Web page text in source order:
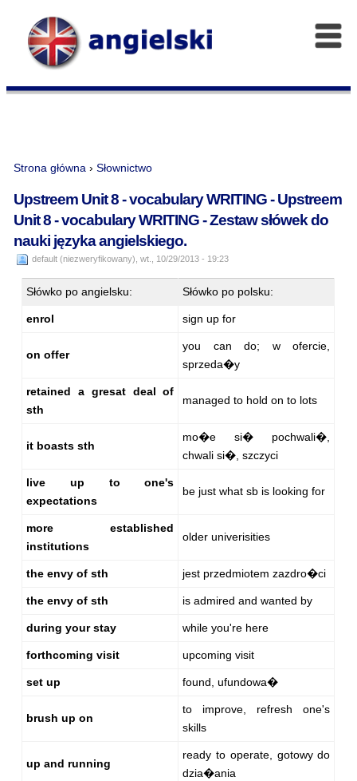
Strona główna› Słownictwo
Upstreem Unit 8 - vocabulary WRITING - Upstreem
Unit 8 - vocabulary WRITING - Zestaw słówek do
nauki języka angielskiego.
default (niezweryfikowany), wt., 10/29/2013 - 19:23
Słówko po angielsku: Słówko po polsku:
enrol sign up for
on offer
you can do; w ofercie,
sprzeda�y
retained a gresat deal of
sth
managed to hold on to lots
it boasts sth
mo�e si� pochwali�,
chwali si�, szczyci
live up to one's
expectations
be just what sb is looking for
more established
institutions
older univerisities
the envy of sth jest przedmiotem zazdro�ci
the envy of sth is admired and wanted by
during your stay while you're here
forthcoming visit upcoming visit
set up found, ufundowa�
brush up on
to improve, refresh one's
skills
up and running
ready to operate, gotowy do
dzia�ania